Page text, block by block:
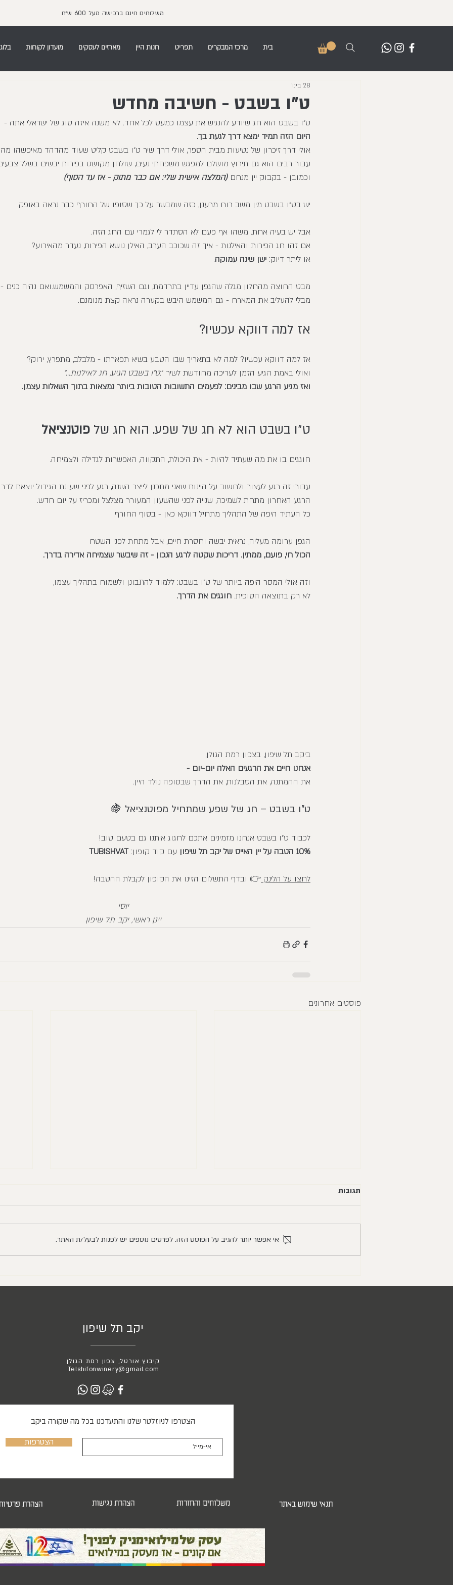
משלוחים חינם ברכישה מעל 600 ש״ח
בית מרכז המבקרים תפריט חנות היין מארזים לעסקים מועדון לקוחות
ט״ו בשבט - חשיבה מחדש
28 בינו׳
ט״ו בשבט הוא חג שיודע להנגיש את עצמו כמעט לכל אחד. לא משנה איזה סוג של ישראלי אתה -
היום הזה תמיד ימצא דרך לגעת בך.
אולי דרך זיכרון של נטיעות מבית הספר, אולי דרך שיר ט״ו בשבט קליט שעוד מהדהד מאיפשהו
עבור רבים הוא גם תירוץ מושלם למפגש משפחתי נעים, שולחן מקושט בפירות יבשים בשלל
וכמובן - בקבוק יין מנחם (המלצה אישית שלי: אם כבר מתוק - אז עד הסוף)
יש בט״ו בשבט מין משב רוח מרענן, כזה שמבשר על כך שסופו של החורף כבר נראה באופק.
אבל יש בעיה אחת. משהו אף פעם לא הסתדר לי לגמרי עם החג הזה.
אם זהו חג הפירות והאילנות - איך זה שכוכב הערב, האילן נושא הפירות, נעדר מהאירוע?
או ליתר דיוק: ישן שינה עמוקה.
מבט החוצה מהחלון מגלה שהגפן עדיין בתרדמת, וגם השזיף, האפרסק והמשמש.ואם נהיה כנים
מבלי להעליב את המארח - גם המשמש היבש בקערה נראה קצת מנומנם.
אז למה דווקא עכשיו?
אז למה דווקא עכשיו? למה לא בתאריך שבו הטבע בשיא תפארתו - מלבלב, מתפרץ, ירוק?
ואולי באמת הגיע הזמן לעריכה מחודשת לשיר ״:ט״ו בשבט הגיע, חג לאילנות…״
ואז מגיע הרגע שבו מבינים: לפעמים התשובות הטובות ביותר נמצאות בתוך השאלות עצמן.
ט״ו בשבט הוא לא חג של שפע. הוא חג של פוטנציאל
חוגגים בו את מה שעתיד להיות - את היכולת, התקווה, האפשרות לגדילה ולצמיחה.
עבורי זה רגע לעצור ולחשוב על היינות שאני מתכנן לייצר השנה, רגע לפני שעונת הגידול יוצאת
הרגע האחרון מתחת לשמיכה, שנייה לפני שהשעון המעורר מצלצל ומכריז על יום חדש.
כל העתיד היפה של התהליך מתחיל דווקא כאן - בסוף החורף.
הגפן ערומה מעליה, נראית יבשה וחסרת חיים, אבל מתחת לפני השטח
הכול חי, פועם, ממתין. דריכות שקטה לרגע הנכון - זה שיבשר שצמיחה אדירה בדרך.
וזה אולי המסר היפה ביותר של ט״ו בשבט: ללמוד להתבונן ולשמוח בתהליך עצמו,
לא רק בתוצאה הסופית. חוגגים את הדרך.
ביקב תל שיפון, בצפון רמת הגולן,
אנחנו חיים את הרגעים האלה יום-יום -
את ההמתנה, את הסבלנות, את הדרך שבסופה נולד היין.
ט״ו בשבט – חג של שפע שמתחיל מפוטנציאל 🍇
לכבוד ט״ו בשבט אנחנו מזמינים אתכם לחגוג איתנו גם בטעם טוב!
10% הטבה על יין האייס של יקב תל שיפון
עם קוד קופון: TUBISHVAT
לחצו על הלינק 👉 ובדף התשלום הזינו את הקופון לקבלת ההטבה!
יוסי
יינן ראשי, יקב תל שיפון
פוסטים אחרונים
תגובות
אי אפשר יותר להגיב על הפוסט הזה. לפרטים נוספים יש לפנות לבעל/ת האתר.
יקב תל שיפון
קיבוץ אורטל, צפון רמת הגולן
Telshifonwinery@gmail.com
הצטרפו לניוזלטר שלנו והתעדכנו בכל מה שקורה ביקב
הצטרפות
הצהרת הצהרת נגישות משלוחים והחזרות תנאי שימוש באתר